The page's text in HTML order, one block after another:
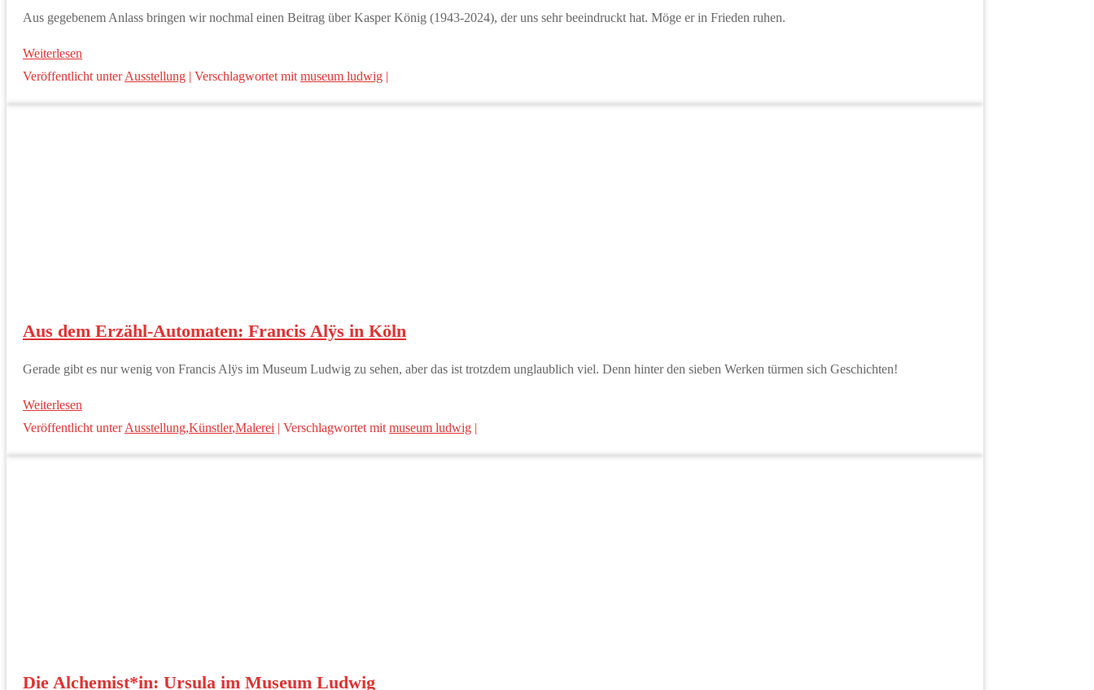
Aus gegebenem Anlass bringen wir nochmal einen Beitrag über Kasper König (1943-2024), der uns sehr beeindruckt hat. Möge er in Frieden ruhen.
Weiterlesen
Veröffentlicht unter Ausstellung | Verschlagwortet mit museum ludwig |
Aus dem Erzähl-Automaten: Francis Alÿs in Köln
Gerade gibt es nur wenig von Francis Alÿs im Museum Ludwig zu sehen, aber das ist trotzdem unglaublich viel. Denn hinter den sieben Werken türmen sich Geschichten!
Weiterlesen
Veröffentlicht unter Ausstellung,Künstler,Malerei | Verschlagwortet mit museum ludwig |
Die Alchemist*in: Ursula im Museum Ludwig